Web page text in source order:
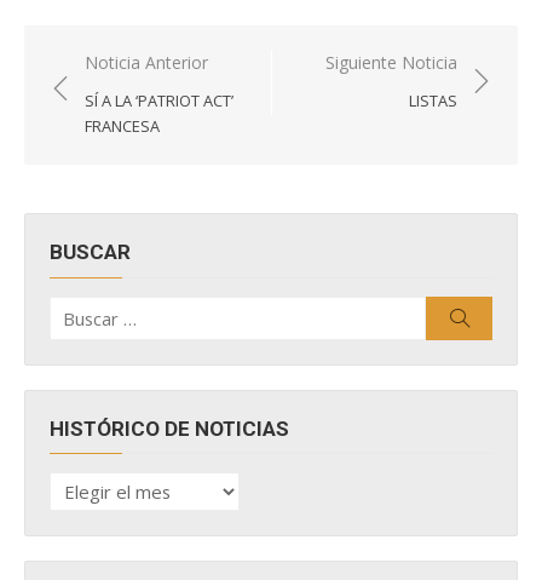
Navegación
de
entradas
Noticia Anterior
SÍ A LA ‘PATRIOT ACT’
FRANCESA
Siguiente Noticia
LISTAS
BUSCAR
por:
HISTÓRICO DE NOTICIAS
HISTÓRICO
DE